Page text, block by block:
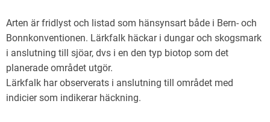
Arten är fridlyst och listad som hänsynsart både i Bern- och
Bonnkonventionen. Lärkfalk häckar i dungar och skogsmark
i anslutning till sjöar, dvs i en den typ biotop som det
planerade området utgör.
Lärkfalk har observerats i anslutning till området med
indicier som indikerar häckning.